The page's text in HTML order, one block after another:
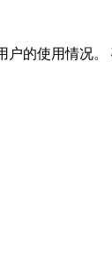
的使用情况